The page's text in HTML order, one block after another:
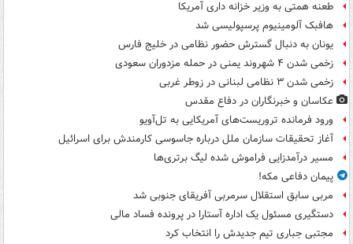
طعنه همتی به وزیر خزانه داری آمریکا
هافبک آلومینیوم پرسپولیسی شد
یونان به دنبال گسترش حضور نظامی در خلیج فارس
زخمی شدن ۴ شهروند یمنی در حمله مزدوران سعودی
زخمی شدن ۳ نظامی لبنانی در زوطر غربی
عکاسان و خبرنگاران در دفاع مقدس
ورود فرمانده تروریست‌های آمریکایی به تل‌آویو
آغاز تحقیقات سازمان ملل درباره جاسوسی کارمندش برای اسرائیل
مسیر درآمدزایی فراموش شده لیگ برتری‌ها
پیمان دفاعی مکه!
مربی سابق استقلال سرمربی آفریقای جنوبی شد
دستگیری مسئول یک اداره آستارا در پرونده فساد مالی
مجتبی جباری تیم جدیدش را انتخاب کرد